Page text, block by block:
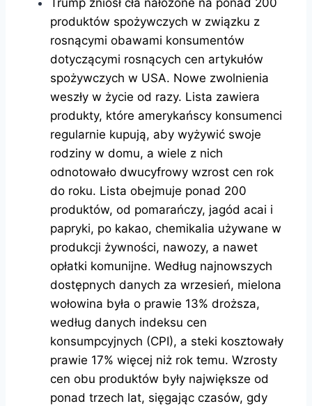
Trump zniósł cła nałożone na ponad 200
produktów spożywczych w związku z
rosnącymi obawami konsumentów
dotyczącymi rosnących cen artykułów
spożywczych w USA. Nowe zwolnienia
weszły w życie od razy. Lista zawiera
produkty, które amerykańscy konsumenci
regularnie kupują, aby wyżywić swoje
rodziny w domu, a wiele z nich
odnotowało dwucyfrowy wzrost cen rok
do roku. Lista obejmuje ponad 200
produktów, od pomarańczy, jagód acai i
papryki, po kakao, chemikalia używane w
produkcji żywności, nawozy, a nawet
opłatki komunijne. Według najnowszych
dostępnych danych za wrzesień, mielona
wołowina była o prawie 13% droższa,
według danych indeksu cen
konsumpcyjnych (CPI), a steki kosztowały
prawie 17% więcej niż rok temu. Wzrosty
cen obu produktów były największe od
ponad trzech lat, sięgając czasów, gdy